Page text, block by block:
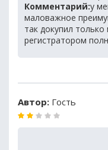
Комментарий:у
маловажное
так докупил
регистратором
Автор: Гость